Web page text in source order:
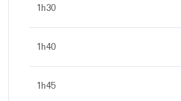
1h30
1h40
1h45